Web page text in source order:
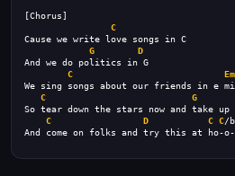
[Chorus]
C
Cause we write love songs in C
G
D
And we do politics in G
C
Em
We sing songs about our friends in e
C
G
So tear down the stars now and take
C
D C C/b
And come on folks and try this at ho-o-